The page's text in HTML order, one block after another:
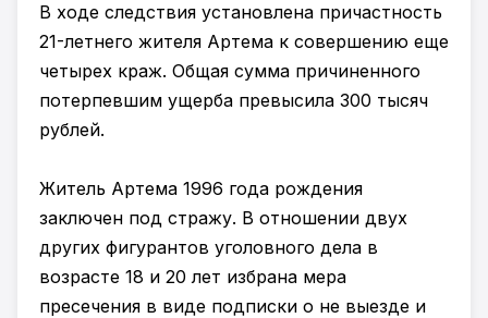
В ходе следствия установлена причастность
21-летнего жителя Артема к совершению еще
четырех краж. Общая сумма причиненного
потерпевшим ущерба превысила 300 тысяч
рублей.
Житель Артема 1996 года рождения
заключен под стражу. В отношении двух
других фигурантов уголовного дела в
возрасте 18 и 20 лет избрана мера
пресечения в виде подписки о не выезде и